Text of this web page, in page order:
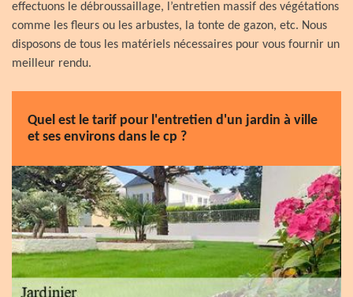
effectuons le débroussaillage, l’entretien massif des végétations
comme les fleurs ou les arbustes, la tonte de gazon, etc. Nous
disposons de tous les matériels nécessaires pour vous fournir un
meilleur rendu.
Quel est le tarif pour l'entretien d'un jardin à ville
et ses environs dans le cp ?